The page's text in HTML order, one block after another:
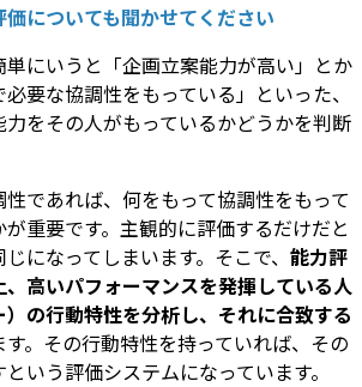
についても聞かせてください
にいうと「企画立案能力が高い」とか
必要な協調性をもっている」といった、
をその人がもっているかどうかを判断
であれば、何をもって協調性をもって
重要です。主観的に評価するだけだと
になってしまいます。そこで、 能力評
高いパフォーマンスを発揮している人
）の行動特性を分析し、それに合致する
す。その行動特性を持っていれば、その
いう評価システムになっています。